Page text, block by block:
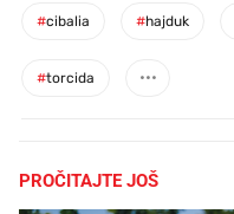
#cibalia #hajduk
#torcida
PROČITAJTE JOŠ